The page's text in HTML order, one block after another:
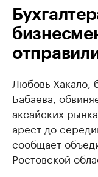
Любовь Хакало,
Бабаева,
аксайских
арест до
сообщает
Ростовской